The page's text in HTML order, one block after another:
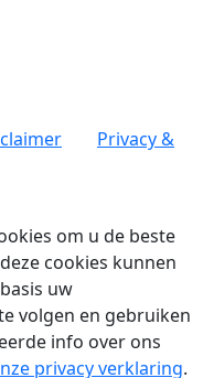
Privacy &
om u de beste
cookies kunnen
uw
volgen en gebruiken
info over ons
privacy verklaring.